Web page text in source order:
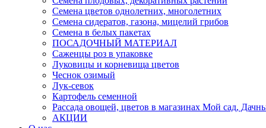
Семена цветов однолетних, многолетних
Семена сидератов, газона, мицелий грибов
Семена в белых пакетах
ПОСАДОЧНЫЙ МАТЕРИАЛ
Саженцы роз в упаковке
Луковицы и корневища цветов
Чеснок озимый
Лук-севок
Картофель семенной
Рассада овощей, цветов в магазинах Мой сад,
АКЦИИ